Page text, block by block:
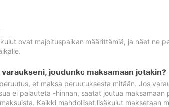
ovat majoituspaikan määrittämiä, ja näet ne
joudunko maksamaan jotakin?
et maksa peruutuksesta mitään. Jos
ei palauteta -hinnan, saatat joutua maksamaan
Kaikki mahdolliset lisäkulut maksetaan